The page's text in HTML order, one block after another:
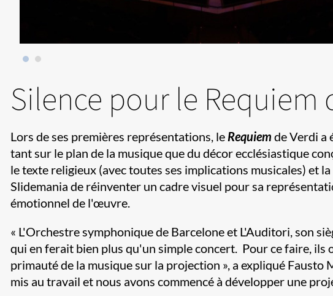
Silence pour le Requiem
Lors de ses premières représentations, le Requiem de Verdi a
tant sur le plan de la musique que du décor ecclésiastique
le texte religieux (avec toutes ses implications musicales) et
Slidemania de réinventer un cadre visuel pour sa
émotionnel de l'œuvre.​
« L'Orchestre symphonique de Barcelone et L'Auditori, son
qui en ferait bien plus qu'un simple concert. Pour ce faire,
primauté de la musique sur la projection », a expliqué
mis au travail et nous avons commencé à développer une